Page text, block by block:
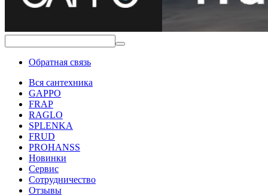
Обратная связь
Вся сантехника
GAPPO
FRAP
RAGLO
SPLENKA
FRUD
PROHANSS
Новинки
Сервис
Сотрудничество
Отзывы